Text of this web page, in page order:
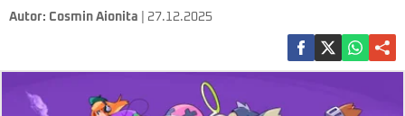
Autor: Cosmin Aionita | 27.12.2025